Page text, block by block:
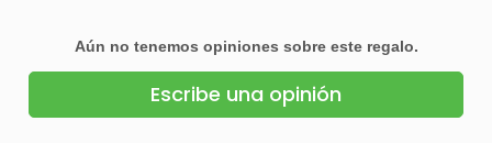
Aún no tenemos opiniones sobre este regalo.
Escribe una opinión